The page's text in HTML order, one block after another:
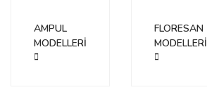
AMPUL
MODELLERİ
FLORESAN
MODELLERİ